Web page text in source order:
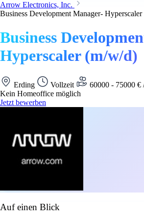
Arrow Electronics, Inc.
Business Development Manager-
Business
Hyperscaler (m/w/d)
Erding Vollzeit
60000 - 75000 €
Kein Homeoffice möglich
Jetzt bewerben
Auf einen Blick